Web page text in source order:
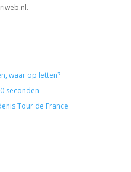
waar op letten?
seconden
Tour de France